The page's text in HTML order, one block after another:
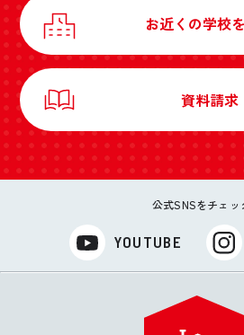
お近くの学校
資料請求
公式SNSをチェッ
YOUTUBE